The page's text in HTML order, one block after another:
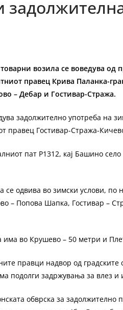
возила се воведува
правец Крива Паланка-
– Дебар и Гостивар-Стража.
задолжително употреба на
правец Гостивар-Стража-
пат Р1312, кај Башино село
се одвивa во зимски услови, по
– Попова Шапка, Гостивар –
во Крушево – 50 метри и
правци надвор од
подолги задржувања за влез и
обврска за